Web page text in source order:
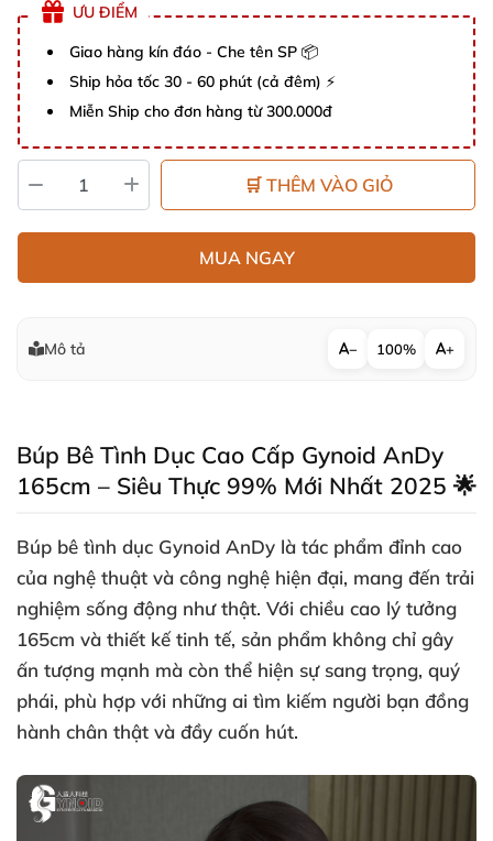
ƯU ĐIỂM
Giao hàng kín đáo - Che tên SP 📦
Ship hỏa tốc 30 - 60 phút (cả đêm) ⚡
Miễn Ship cho đơn hàng từ 300.000đ
🛒 THÊM VÀO GIỎ
MUA NGAY
Mô tả − 100% +
Búp Bê Tình Dục Cao Cấp Gynoid AnDy
165cm – Siêu Thực 99% Mới Nhất 2025 🌟
Búp bê tình dục Gynoid AnDy là tác phẩm đỉnh cao
của nghệ thuật và công nghệ hiện đại, mang đến trải
nghiệm sống động như thật. Với chiều cao lý tưởng
165cm và thiết kế tinh tế, sản phẩm không chỉ gây
ấn tượng mạnh mà còn thể hiện sự sang trọng, quý
phái, phù hợp với những ai tìm kiếm người bạn đồng
hành chân thật và đầy cuốn hút.